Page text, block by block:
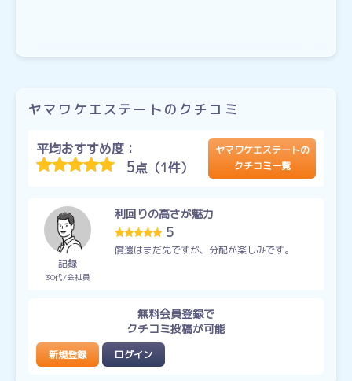
ヤマワケエステートのクチコミ
平均おすすめ度：
5点（1件）
ヤマワケエステートの
クチコミ一覧
記録
30代 会社員
利回りの高さが魅力
5
償還はまだ先ですが、分配が楽しみです。
無料会員登録で
クチコミ投稿が可能
新規登録 ログイン